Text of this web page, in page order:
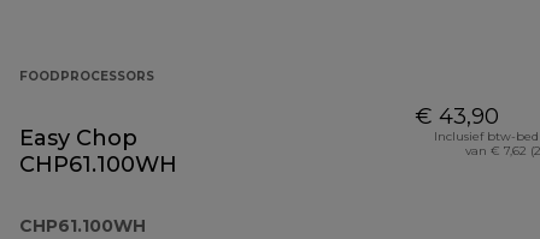
FOODPROCESSORS
Easy Chop
CHP61.100WH
CHP61.100WH
€ 43,90
Inclusief btw-
van € 7,62